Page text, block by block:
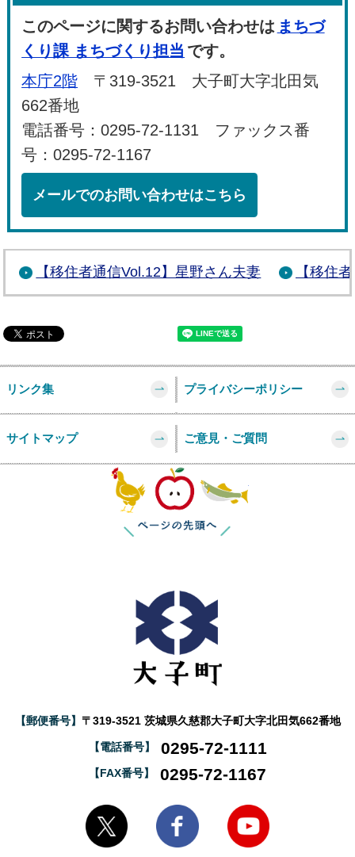
このページに関するお問い合わせは まちづ
くり課 まちづくり担当 です。
本庁2階 〒319-3521 大子町大字北田気
662番地
電話番号：0295-72-1131 ファックス番
号：0295-72-1167
メールでのお問い合わせはこちら
【移住者通信Vol.12】星野さん夫妻 【移住
リンク集 プライバシーポリシー
サイトマップ ご意見・ご質問
【郵便番号】 〒319-3521 茨城県久慈郡大子町大字北田気662番地
【電話番号】 0295-72-1111
【FAX番号】 0295-72-1167
大子町Twitter 大子町Facebook